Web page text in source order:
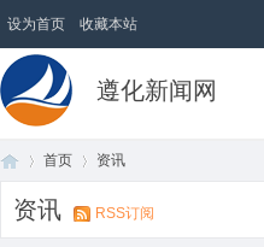
设为首页 收藏本站
遵化新闻网
首页 资讯
资讯 RSS订阅